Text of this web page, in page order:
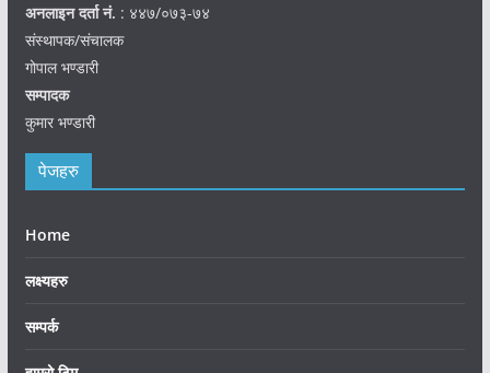
अनलाइन दर्ता नं. : ४४७/०७३-७४
संस्थापक/संचालक
गोपाल भण्डारी
सम्पादक
कुमार भण्डारी
पेजहरु
Home
लक्ष्यहरु
सम्पर्क